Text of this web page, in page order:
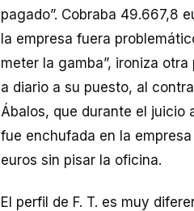
pagado”. Cobraba 49.667,8
la empresa fuera
meter la gamba”, ironiza
a diario a su puesto, al
Ábalos, que durante el juicio
fue enchufada en la
euros sin pisar la oficina.
El perfil de F. T. es muy